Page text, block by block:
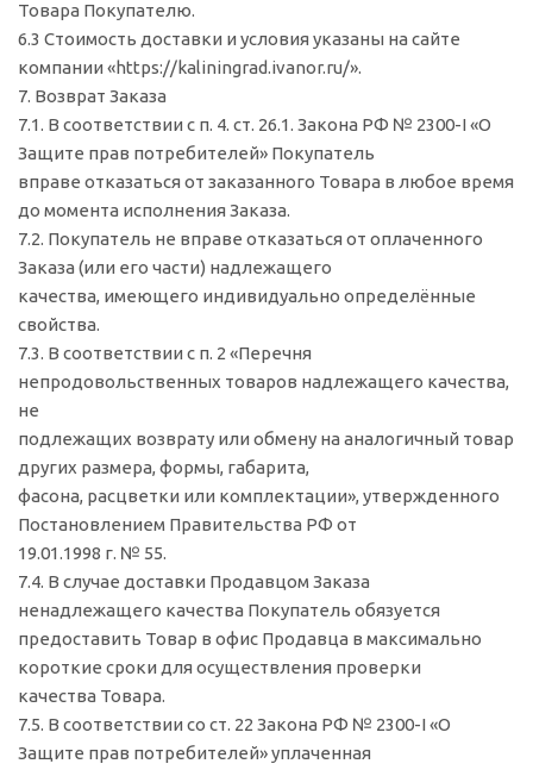
Товара Покупателю.
6.3 Стоимость доставки и условия указаны на сайте
компании «https://kaliningrad.ivanor.ru/».
7. Возврат Заказа
7.1. В соответствии с п. 4. ст. 26.1. Закона РФ № 2300-I «О
Защите прав потребителей» Покупатель
вправе отказаться от заказанного Товара в любое время
до момента исполнения Заказа.
7.2. Покупатель не вправе отказаться от оплаченного
Заказа (или его части) надлежащего
качества, имеющего индивидуально определённые
свойства.
7.3. В соответствии с п. 2 «Перечня
непродовольственных товаров надлежащего качества,
не
подлежащих возврату или обмену на аналогичный товар
других размера, формы, габарита,
фасона, расцветки или комплектации», утвержденного
Постановлением Правительства РФ от
19.01.1998 г. № 55.
7.4. В случае доставки Продавцом Заказа
ненадлежащего качества Покупатель обязуется
предоставить Товар в офис Продавца в максимально
короткие сроки для осуществления проверки
качества Товара.
7.5. В соответствии со ст. 22 Закона РФ № 2300-I «О
Защите прав потребителей» уплаченная